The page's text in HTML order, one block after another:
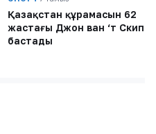
Қазақстан құрамасын 62
жастағы Джон ван ‘т Скип
бастады